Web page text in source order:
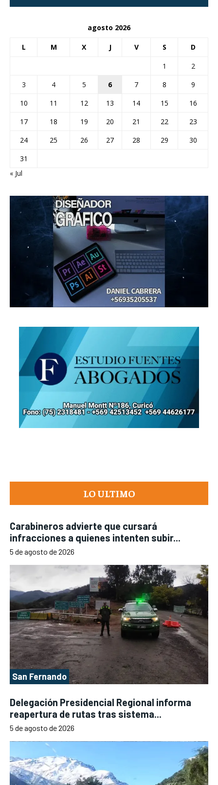
agosto 2026
L M X J V S D
1
2
3
4 5 6 7 8
9
10
11 12 13 14 15
16
17
18 19 20 21 22
23
24
25 26 27 28 29
30
31
« Jul
LO ULTIMO
Carabineros advierte que cursará
infracciones a quienes intenten subir...
5 de agosto de 2026
San Fernando
Delegación Presidencial Regional informa
reapertura de rutas tras sistema...
5 de agosto de 2026